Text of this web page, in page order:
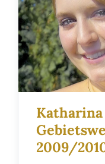
Katharina
2009/